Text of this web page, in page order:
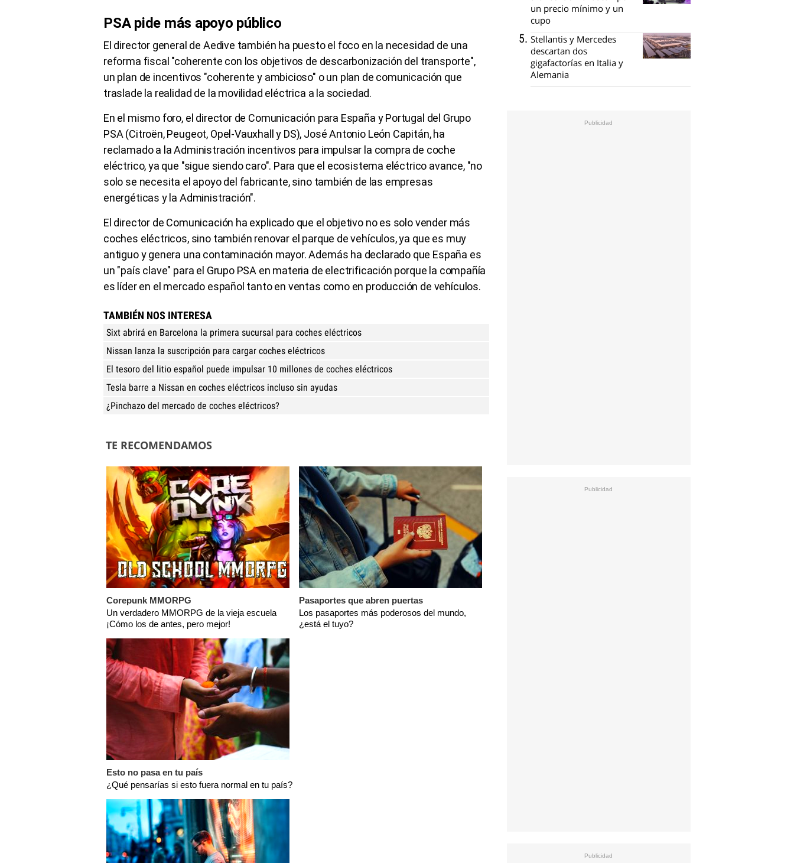
PSA pide más apoyo público
El director general de Aedive también ha puesto el foco en la necesidad de una
reforma fiscal "coherente con los objetivos de descarbonización del transporte",
un plan de incentivos "coherente y ambicioso" o un plan de comunicación que
traslade la realidad de la movilidad eléctrica a la sociedad.
En el mismo foro, el director de Comunicación para España y Portugal del Grupo
PSA (Citroën, Peugeot, Opel-Vauxhall y DS), José Antonio León Capitán, ha
reclamado a la Administración incentivos para impulsar la compra de coche
eléctrico, ya que "sigue siendo caro". Para que el ecosistema eléctrico avance, "no
solo se necesita el apoyo del fabricante, sino también de las empresas
energéticas y la Administración".
El director de Comunicación ha explicado que el objetivo no es solo vender más
coches eléctricos, sino también renovar el parque de vehículos, ya que es muy
antiguo y genera una contaminación mayor. Además ha declarado que España es
un "país clave" para el Grupo PSA en materia de electrificación porque la compañía
es líder en el mercado español tanto en ventas como en producción de vehículos.
TAMBIÉN NOS INTERESA
Sixt abrirá en Barcelona la primera sucursal para coches eléctricos
Nissan lanza la suscripción para cargar coches eléctricos
El tesoro del litio español puede impulsar 10 millones de coches eléctricos
Tesla barre a Nissan en coches eléctricos incluso sin ayudas
¿Pinchazo del mercado de coches eléctricos?
TE RECOMENDAMOS
Corepunk MMORPG
Un verdadero MMORPG de la vieja escuela
¡Cómo los de antes, pero mejor!
Pasaportes que abren puertas
Los pasaportes más poderosos del mundo,
¿está el tuyo?
Esto no pasa en tu país
¿Qué pensarías si esto fuera normal en tu país?
un precio mínimo y un
cupo
Stellantis y Mercedes
descartan dos
gigafactorías en Italia y
Alemania